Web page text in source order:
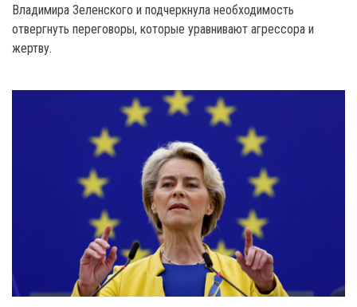
Владимира Зеленского и подчеркнула необходимость
отвергнуть переговоры, которые уравнивают агрессора и
жертву.